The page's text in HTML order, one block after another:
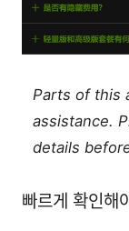
Parts of this
assistance.
details
빠르게 확인해